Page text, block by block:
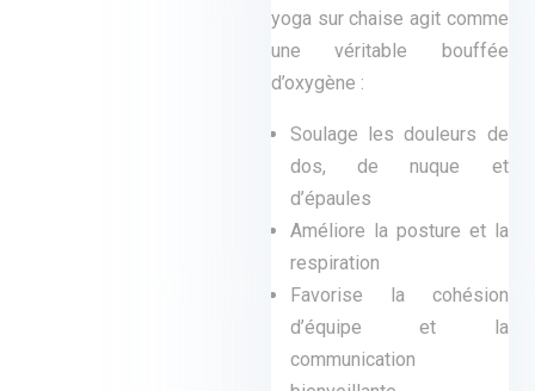
yoga sur chaise agit comme
une véritable bouffée
d’oxygène :
Soulage les douleurs de
dos, de nuque et
d’épaules
Améliore la posture et la
respiration
Favorise la cohésion
d’équipe et la
communication